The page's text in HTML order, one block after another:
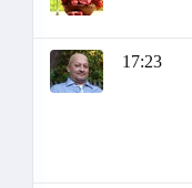
17:23